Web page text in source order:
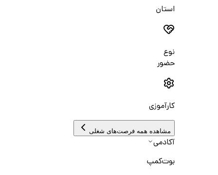
استان
نوع
حضور
کارآموزی
مشاهده همه فرصت‌های شغلی
آکادمی
بوت‌کمپ